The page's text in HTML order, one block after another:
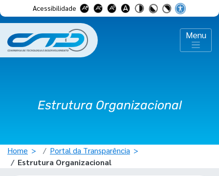
Acessibilidade
Menu
Estrutura Organizacional
Home
Portal da Transparência
Estrutura Organizacional